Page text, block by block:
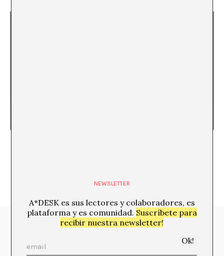
Media Partners:
NEWSLETTER
A*DESK es sus lectores y colaboradores, es
plataforma y es comunidad. Suscríbete para
recibir nuestra newsletter!